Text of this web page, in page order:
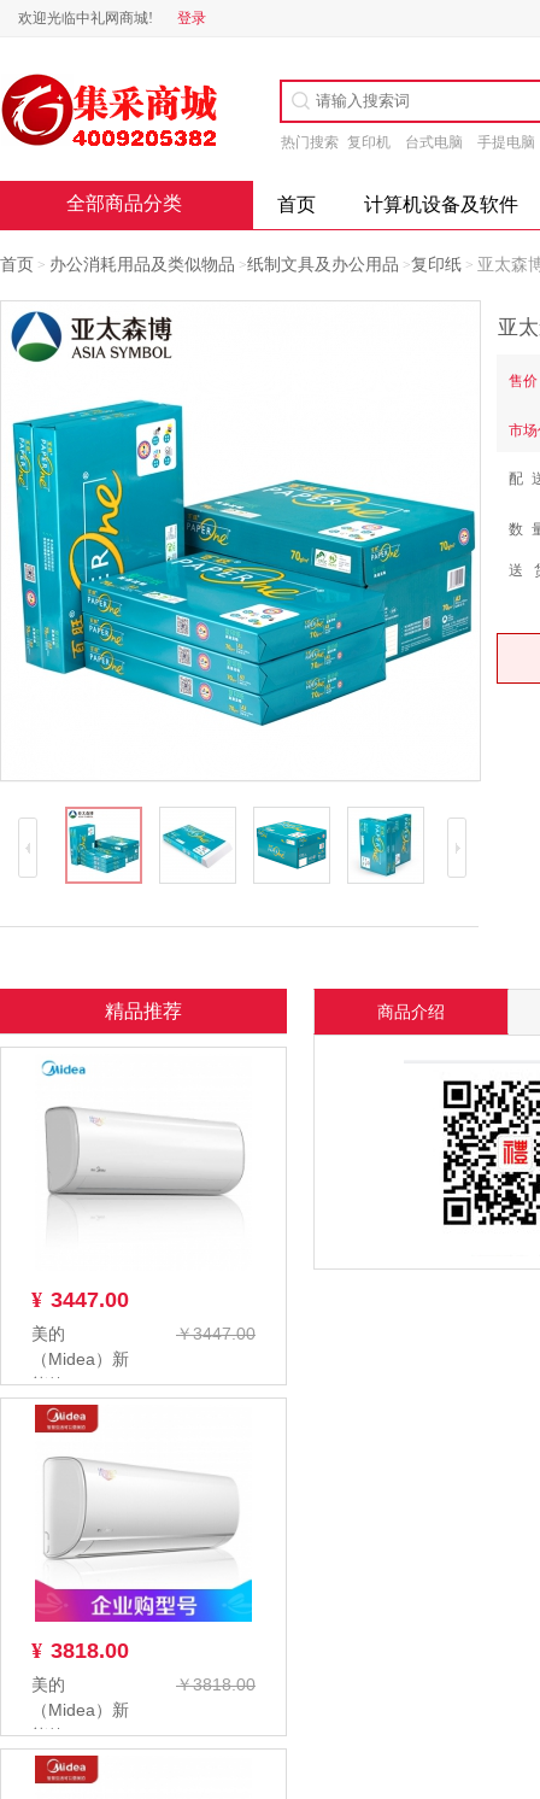
欢迎光临中礼网商城! 登录
热门搜索 复印机 台式电脑 手提电脑
全部商品分类 首页 计算机设备及软件
首页 > 办公消耗用品及类似物品 >纸制文具及办公用品 >复印纸 > 亚太森
售
市
配
数
送
精品推荐
¥ 3447.00
￥3447.00
美的
（Midea）新
能效KFR-
26GW/BP3DN8Y-
PC4...
¥ 3818.00
￥3818.00
美的
（Midea）新
能效KFR-
35GW/BP3DN8Y-
PC4...
商品介绍